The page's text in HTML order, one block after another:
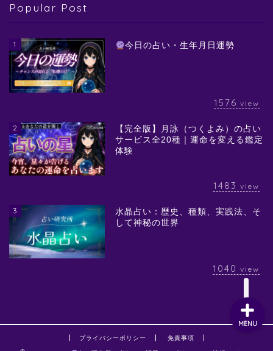
Popular Post
1 今日の占い・生年月日運勢
1576 view
2
【完全版】月詠（つくよみ）の占い
サービス全20種｜運命を変える鑑定
体験
1483 view
3
水晶占い：歴史、種類、実践法、そ
して神秘の世界
1040 view
プライバシーポリシー 免責事項
MENU